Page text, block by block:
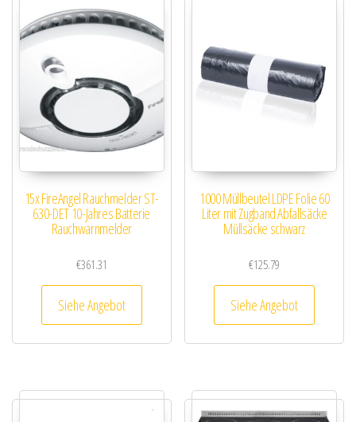
15x FireAngel Rauchmelder ST-
630-DET 10-Jahres Batterie
Rauchwarnmelder
€361.31
Siehe Angebot
1000 Müllbeutel LDPE Folie 60
Liter mit Zugband Abfallsäcke
Müllsäcke schwarz
€125.79
Siehe Angebot